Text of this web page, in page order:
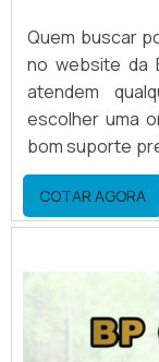
Quem buscar
no website da
atendem
escolher uma
bom suporte
ramo.Quando o
com a Bompar
as melhores
Bompar objetiva
COTAR AGORA